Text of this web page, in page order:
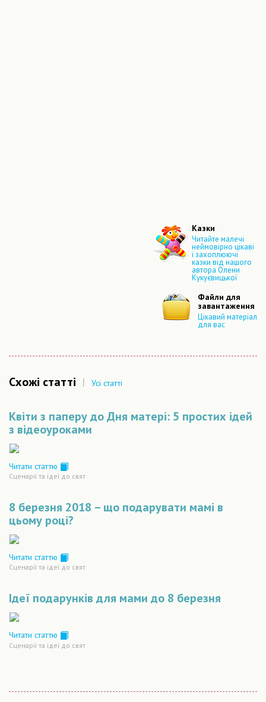
Казки
Читайте малечі
неймовірно цікаві
і захоплюючі
казки від нашого
автора Олени
Кукуєвицької
Файли для
завантаження
Цікавий матеріал
для вас
Схожі статті | Усі статті
Квіти з паперу до Дня матері: 5 простих ідей
з відеоуроками
Читати статтю
Сценарiї та iдеї до свят
8 березня 2018 – що подарувати мамі в
цьому році?
Читати статтю
Сценарiї та iдеї до свят
Ідеї подарунків для мами до 8 березня
Читати статтю
Сценарiї та iдеї до свят